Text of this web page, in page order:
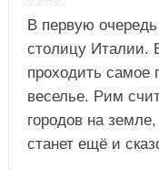
В первую
столицу Италии.
проходить самое
веселье. Рим
городов на
станет ещё и